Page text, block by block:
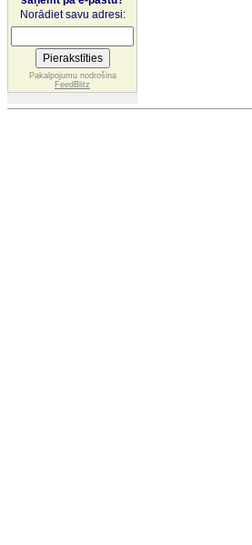
Norādiet savu adresi:
Pakalpojumu nodrošina
FeedBlitz